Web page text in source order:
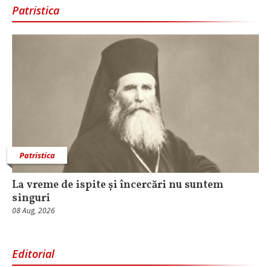
Patristica
Patristica
La vreme de ispite și încercări nu suntem
singuri
08 Aug, 2026
Editorial